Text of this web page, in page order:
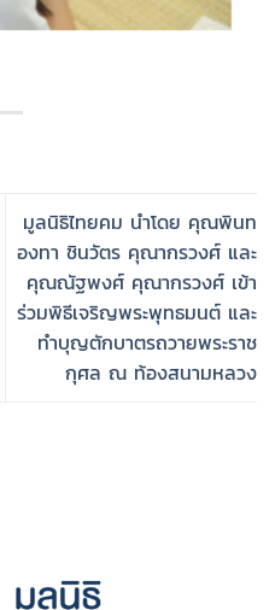
มูลนิธิไทยคม นำโดย คุณพินท
องทา ชินวัตร คุณากรวงศ์ และ
คุณณัฐพงศ์ คุณากรวงศ์ เข้า
ร่วมพิธีเจริญพระพุทธมนต์ และ
ทำบุญตักบาตรถวายพระราช
กุศล ณ ท้องสนามหลวง